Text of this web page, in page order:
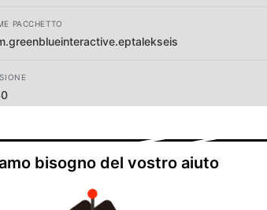
PACCHETTO
bisogno del vostro aiuto